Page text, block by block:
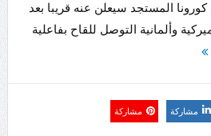
كورونا المستجد سيعلن عنه قريبا بعد
وألمانية التوصل للقاح بفاعلية
مشاركة مشاركة